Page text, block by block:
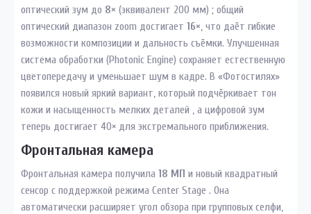
оптический зум до 8× (эквивалент 200 мм) ; общий
оптический диапазон zoom достигает 16×, что даёт гибкие
возможности композиции и дальность съёмки. Улучшенная
система обработки (Photonic Engine) сохраняет естественную
цветопередачу и уменьшает шум в кадре. В «Фотостилях»
появился новый яркий вариант, который подчёркивает тон
кожи и насыщенность мелких деталей , а цифровой зум
теперь достигает 40× для экстремального приближения.
Фронтальная камера
Фронтальная камера получила 18 МП и новый квадратный
сенсор с поддержкой режима Center Stage . Она
автоматически расширяет угол обзора при групповых селфи,